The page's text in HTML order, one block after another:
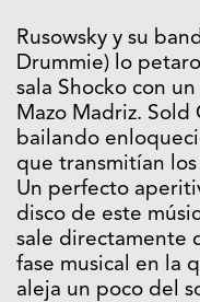
Rusowsky y su
Drummie) lo
sala Shocko con
Mazo Madriz.
bailando
que transmitían
Un perfecto
disco de este
sale directamente
fase musical en la
aleja un poco del